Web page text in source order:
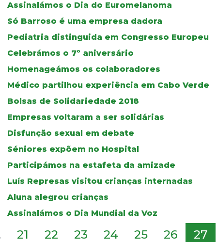
Assinalámos o Dia do Euromelanoma
Só Barroso é uma empresa dadora
Pediatria distinguida em Congresso Europeu
Celebrámos o 7º aniversário
Homenageámos os colaboradores
Médico partilhou experiência em Cabo Verde
Bolsas de Solidariedade 2018
Empresas voltaram a ser solidárias
Disfunção sexual em debate
Séniores expõem no Hospital
Participámos na estafeta da amizade
Luís Represas visitou crianças internadas
Aluna alegrou crianças
Assinalámos o Dia Mundial da Voz
21 22 23 24 25 26 27